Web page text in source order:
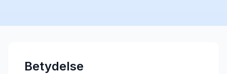
Betydelse